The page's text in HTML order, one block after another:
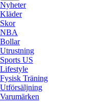
Nyheter
Kläder
Skor
NBA
Bollar
Utrustning
Sports US
Lifestyle
Fysisk Träning
Utförsäljning
Varumärken